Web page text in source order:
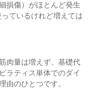
損傷）がほとんど発生
ているけれど増えては
肉量は増えず、基礎代
ラティス単体でのダイ
由のひとつです。